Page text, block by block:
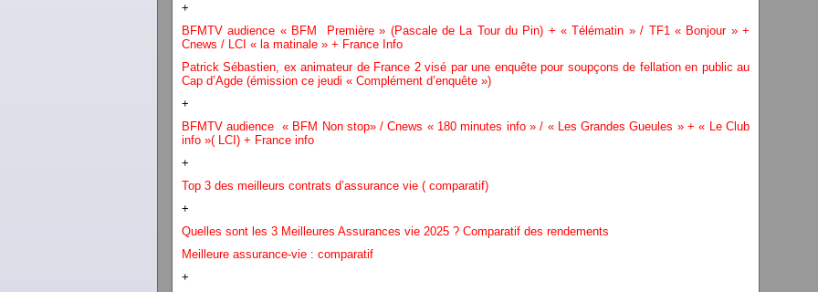
+
BFMTV audience « BFM Première » (Pascale de La Tour du Pin) + « Télématin » / TF1 « Bonjour » +
Cnews / LCI « la matinale » + France Info
Patrick Sébastien, ex animateur de France 2 visé par une enquête pour soupçons de fellation en public au
Cap d’Agde (émission ce jeudi « Complément d’enquête »)
+
BFMTV audience « BFM Non stop» / Cnews « 180 minutes info » / « Les Grandes Gueules » + « Le Club
info »( LCI) + France info
+
Top 3 des meilleurs contrats d’assurance vie ( comparatif)
+
Quelles sont les 3 Meilleures Assurances vie 2025 ? Comparatif des rendements
Meilleure assurance-vie : comparatif
+